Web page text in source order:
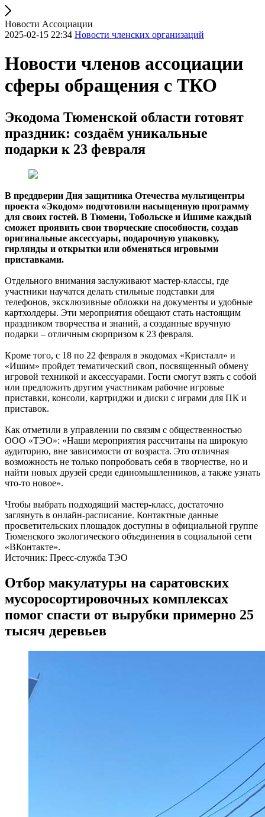
Новости Ассоциации
2025-02-15 22:34 Новости членских организаций
Новости членов ассоциации
сферы обращения с ТКО
Экодома Тюменской области готовят
праздник: создаём уникальные
подарки к 23 февраля
В преддверии Дня защитника Отечества мультицентры
проекта «Экодом» подготовили насыщенную программу
для своих гостей. В Тюмени, Тобольске и Ишиме каждый
сможет проявить свои творческие способности, создав
оригинальные аксессуары, подарочную упаковку,
гирлянды и открытки или обменяться игровыми
приставками.
Отдельного внимания заслуживают мастер-классы, где
участники научатся делать стильные подставки для
телефонов, эксклюзивные обложки на документы и удобные
картхолдеры. Эти мероприятия обещают стать настоящим
праздником творчества и знаний, а созданные вручную
подарки – отличным сюрпризом к 23 февраля.
Кроме того, с 18 по 22 февраля в экодомах «Кристалл» и
«Ишим» пройдет тематический своп, посвященный обмену
игровой техникой и аксессуарами. Гости смогут взять с собой
или предложить другим участникам рабочие игровые
приставки, консоли, картриджи и диски с играми для ПК и
приставок.
Как отметили в управлении по связям с общественностью
ООО «ТЭО»: «Наши мероприятия рассчитаны на широкую
аудиторию, вне зависимости от возраста. Это отличная
возможность не только попробовать себя в творчестве, но и
найти новых друзей среди единомышленников, а также узнать
что-то новое».
Чтобы выбрать подходящий мастер-класс, достаточно
заглянуть в онлайн-расписание. Контактные данные
просветительских площадок доступны в официальной группе
Тюменского экологического объединения в социальной сети
«ВКонтакте».
Источник: Пресс-служба ТЭО
Отбор макулатуры на саратовских
мусоросортировочных комплексах
помог спасти от вырубки примерно 25
тысяч деревьев